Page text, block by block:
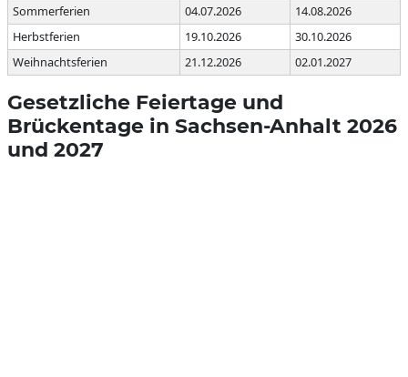
Sommerferien
04.07.2026
14.08.2026
Herbstferien
19.10.2026
30.10.2026
Weihnachtsferien
21.12.2026 02.01.2027
Gesetzliche Feiertage und
Brückentage in Sachsen-Anhalt 2026
und 2027